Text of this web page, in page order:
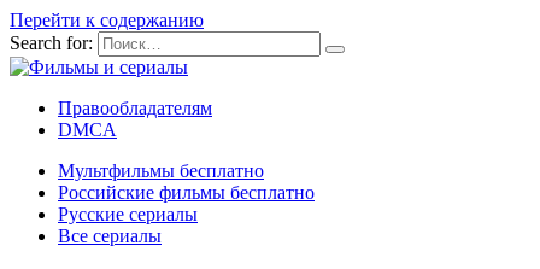
Перейти к содержанию
Search for:
Правообладателям
DMCA
Мультфильмы бесплатно
Российские фильмы бесплатно
Русские сериалы
Все сериалы